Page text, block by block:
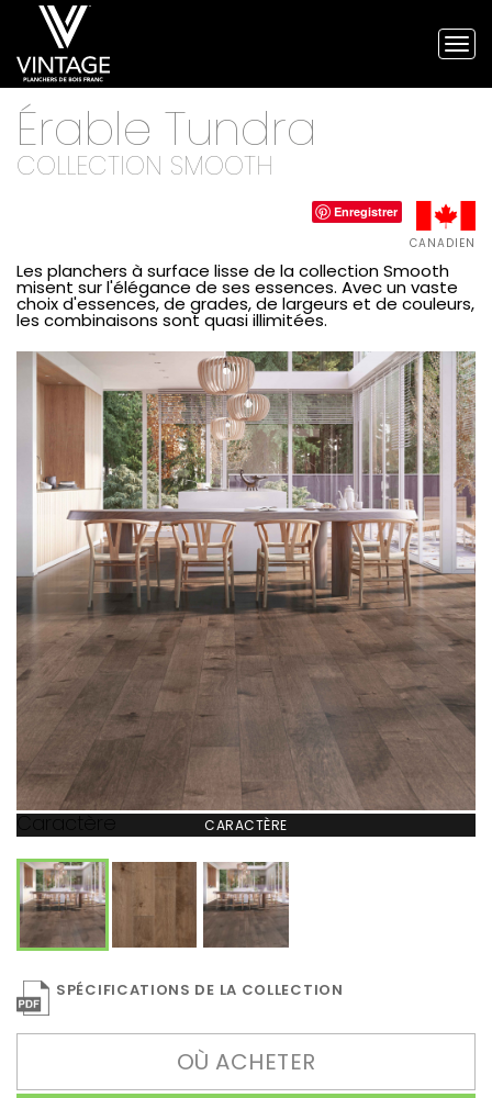
Érable Tundra
COLLECTION SMOOTH
Enregistrer
CANADIEN
Les planchers à surface lisse de la collection Smooth
misent sur l'élégance de ses essences. Avec un vaste
choix d'essences, de grades, de largeurs et de couleurs,
les combinaisons sont quasi illimitées.
OÙ ACHETER
SPÉCIFICATIONS DE LA COLLECTION
Caractère CARACTÈRE
Planchers
de
bois
franc
Vintage